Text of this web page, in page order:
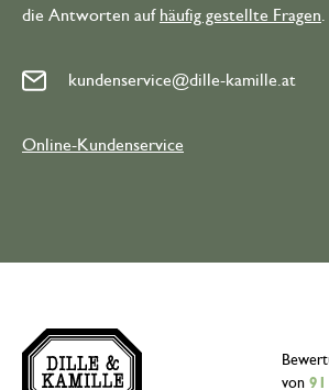
die Antworten auf häufig gestellte Fragen
kundenservice@dille-kamille.at
Online-Kundenservice
von 91